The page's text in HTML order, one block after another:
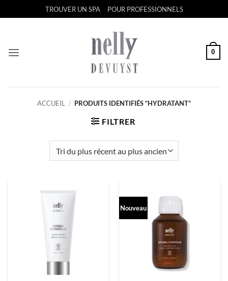
au
TROUVER UN SPA POUR PROFESSIONNELS
0
ACCUEIL / PRODUITS IDENTIFIÉS “HYDRATANT”
FILTRER
Nouveau